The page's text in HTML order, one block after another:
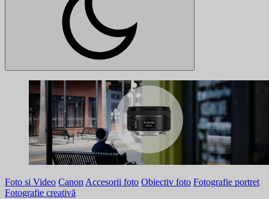
Foto si Video Canon Accesorii foto Obiectiv foto Fotografie portret
Fotografie creativă